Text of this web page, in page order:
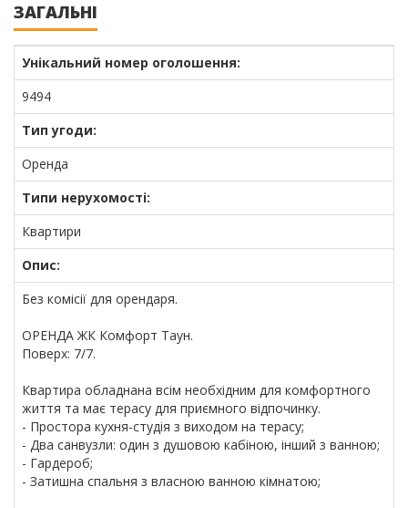
ЗАГАЛЬНІ
Унікальний номер оголошення:
9494
Тип угоди:
Оренда
Типи нерухомості:
Квартири
Опис:
Без комісії для орендаря.
ОРЕНДА ЖК Комфорт Таун.
Поверх: 7/7.
Квартира обладнана всім необхідним для комфортного
життя та має терасу для приємного відпочинку.
- Простора кухня-студія з виходом на терасу;
- Два санвузли: один з душовою кабіною, інший з ванною;
- Гардероб;
- Затишна спальня з власною ванною кімнатою;